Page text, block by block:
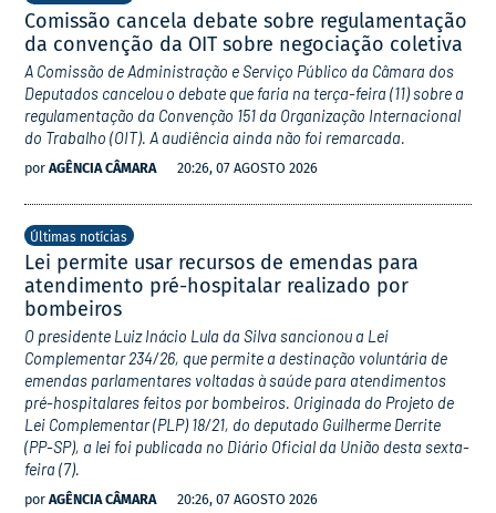
Comissão cancela debate sobre regulamentação
da convenção da OIT sobre negociação coletiva
A Comissão de Administração e Serviço Público da Câmara dos
Deputados cancelou o debate que faria na terça-feira (11) sobre a
regulamentação da Convenção 151 da Organização Internacional
do Trabalho (OIT). A audiência ainda não foi remarcada.
por AGÊNCIA CÂMARA 20:26, 07 AGOSTO 2026
Últimas notícias
Lei permite usar recursos de emendas para
atendimento pré-hospitalar realizado por
bombeiros
O presidente Luiz Inácio Lula da Silva sancionou a Lei
Complementar 234/26, que permite a destinação voluntária de
emendas parlamentares voltadas à saúde para atendimentos
pré-hospitalares feitos por bombeiros. Originada do Projeto de
Lei Complementar (PLP) 18/21, do deputado Guilherme Derrite
(PP-SP), a lei foi publicada no Diário Oficial da União desta sexta-
feira (7).
por AGÊNCIA CÂMARA 20:26, 07 AGOSTO 2026